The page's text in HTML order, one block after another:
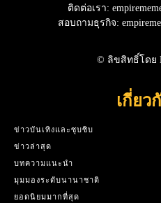
ติดต่อเรา:
สอบถามธุรกิจ:
© ลิขสิทธิ์โดย
เกี่ยว
ข่าวบันเทิงและซุบซิบ
ข่าวล่าสุด
บทความแนะนำ
มุมมองระดับนานาชาติ
ยอดนิยมมากที่สุด